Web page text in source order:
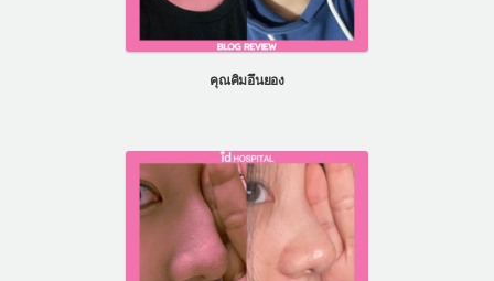
คุณคิมอึนยอง